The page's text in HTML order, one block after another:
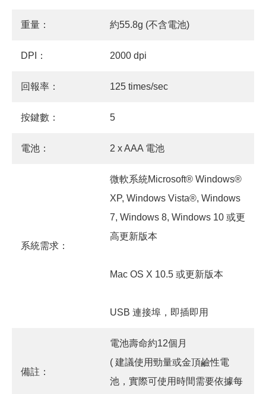
重量： 約55.8g (不含電池)
DPI： 2000 dpi
回報率： 125 times/sec
按鍵數： 5
電池： 2 x AAA 電池
系統需求：
微軟系統Microsoft® Windows®
XP, Windows Vista®, Windows
7, Windows 8, Windows 10 或更
高更新版本
Mac OS X 10.5 或更新版本
USB 連接埠，即插即用
備註：
電池壽命約12個月
( 建議使用勁量或金頂鹼性電
池，實際可使用時間需要依據每